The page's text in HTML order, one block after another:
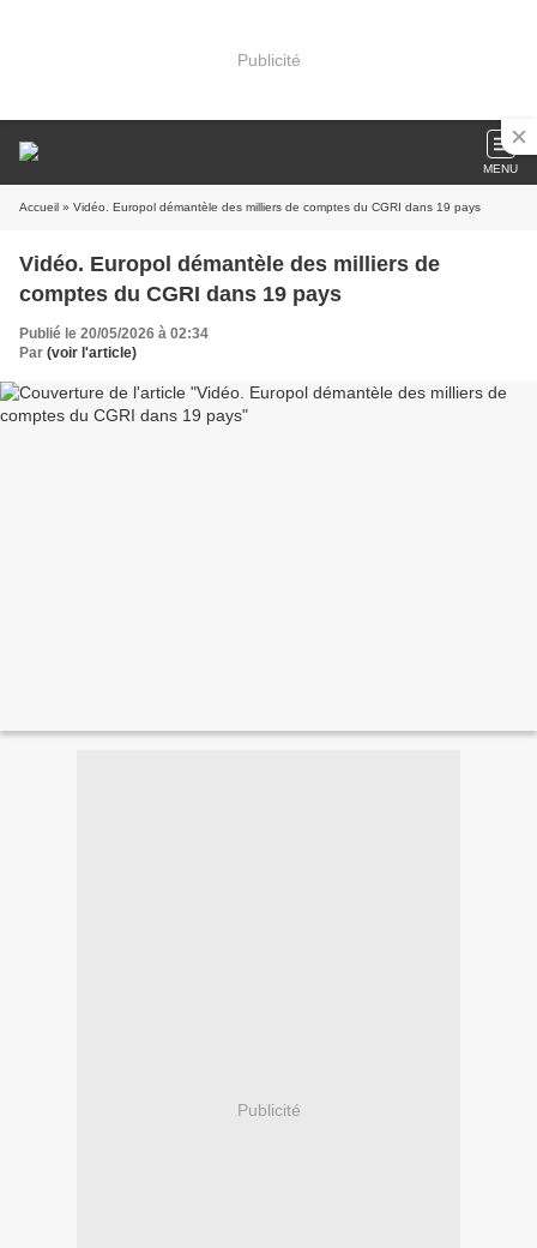
Publicité
MENU
Accueil » Vidéo. Europol démantèle des milliers de comptes du CGRI dans 19 pays
Vidéo. Europol démantèle des milliers de
comptes du CGRI dans 19 pays
Publié le 20/05/2026 à 02:34
Par (voir l'article)
Publicité